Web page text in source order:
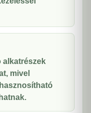
alkatrészek
mivel